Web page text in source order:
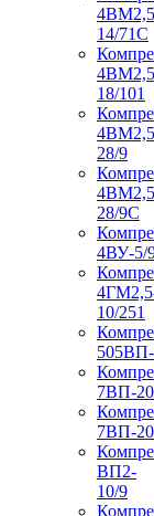
14/71C
18/101
28/9
28/9С
4ВУ-5/
10/251
7ВП-
7ВП-
ВП2-
10/9